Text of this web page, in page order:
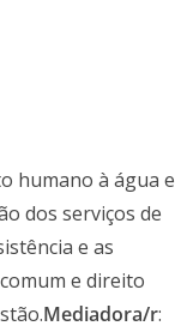
humano à água e
dos serviços de
e as
e direito
Mediadora/r: